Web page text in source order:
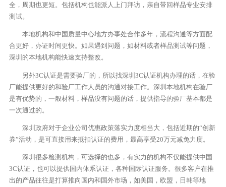
全，周期也更短。包括机构也能派人上门拜访，亲自带回样品专业安排
测试。
本地机构和中国质量中心地方办事处合作多年，流程沟通等方面配
合更好，办证时间更快。如果遇到问题，如材料或者样品测试等问题，
深圳的本地机构能快速支持整改。
另外3C认证是需要验厂的，所以找深圳3C认证机构办理的话，在验
厂能提供更好的和验厂工作人员的沟通对接工作。深圳本地机构在验厂
是有优势的，一般材料，样品没有问题的话，提供指导的验厂基本都是
一次通过的。
深圳政府对于企业公司优惠政策落实力度相当大，包括近期的“创新
券”活动，是可直接用来抵扣认证的费用，最高享受20万元减免力度。
深圳很多检测机构，可选择的也多，有实力的机构不仅能提供中国
3C认证，也可以提供国内体系认证，各种国际认证服务。很多客户在推
出的产品往往是打算推向国内和国外市场，如美国，欧盟，日韩等地